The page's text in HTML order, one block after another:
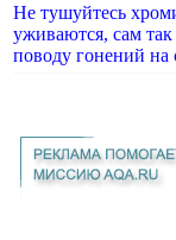
Не тушуйтесь
уживаются, сам
поводу гонений на